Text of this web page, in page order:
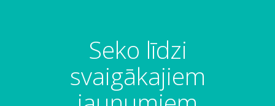
Seko līdzi
svaigākajiem